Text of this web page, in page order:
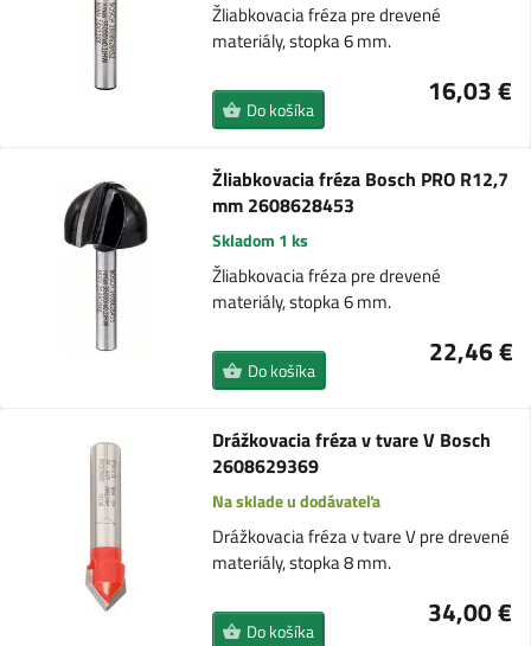
Žliabkovacia fréza pre drevené
materiály, stopka 6 mm.
16,03 €
Do košíka
Žliabkovacia fréza Bosch PRO R12,7
mm 2608628453
Skladom 1 ks
Žliabkovacia fréza pre drevené
materiály, stopka 6 mm.
22,46 €
Do košíka
Drážkovacia fréza v tvare V Bosch
2608629369
Na sklade u dodávateľa
Drážkovacia fréza v tvare V pre drevené
materiály, stopka 8 mm.
34,00 €
Do košíka